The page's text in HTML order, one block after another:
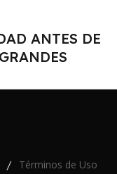
ANTES DE
/ Términos de Uso